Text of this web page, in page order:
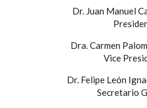
Dr. Juan Manuel
Dra. Carmen
Vice
Dr. Felipe León
Secretario